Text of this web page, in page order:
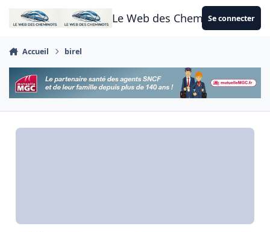
Aller au contenu
Le Web des CheminotsSe connecter
Accueil birel